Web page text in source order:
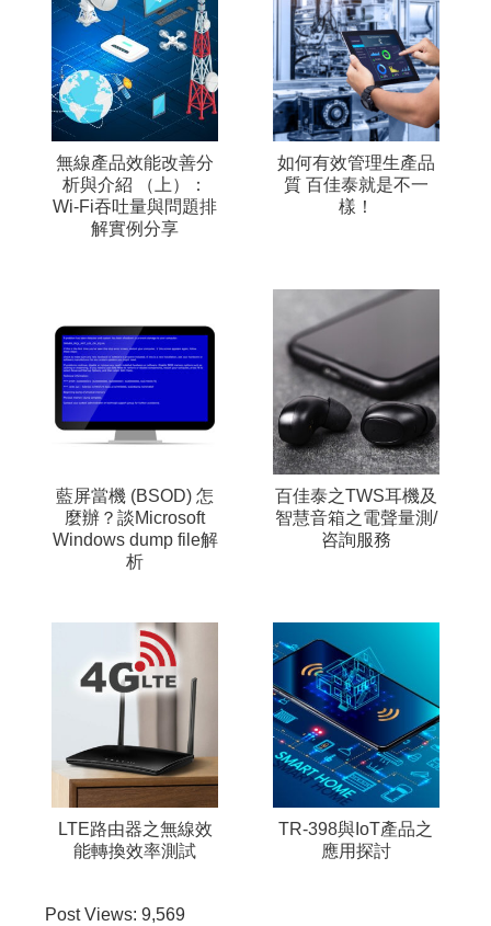
無線產品效能改善分
析與介紹 （上）：
Wi-Fi吞吐量與問題排
解實例分享
如何有效管理生產品
質 百佳泰就是不一
樣！
藍屏當機 (BSOD) 怎
麼辦？談Microsoft
Windows dump file解
析
百佳泰之TWS耳機及
智慧音箱之電聲量測/
咨詢服務
LTE路由器之無線效
能轉換效率測試
TR-398與IoT產品之
應用探討
Post Views:9,569